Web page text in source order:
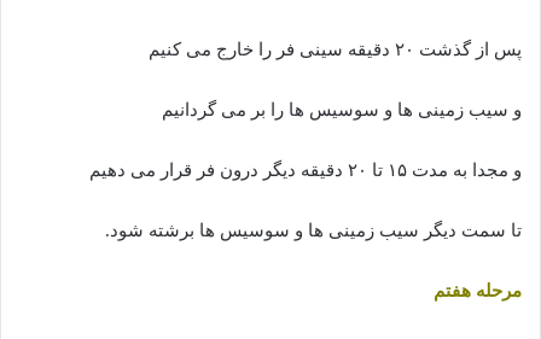
پس از گذشت ۲۰ دقیقه سینی فر را خارج می کنیم
و سیب زمینی ها و سوسیس ها را بر می گردانیم
و مجدا به مدت ۱۵ تا ۲۰ دقیقه دیگر درون فر قرار می دهیم
تا سمت دیگر سیب زمینی ها و سوسیس ها برشته شود.
مرحله هفتم